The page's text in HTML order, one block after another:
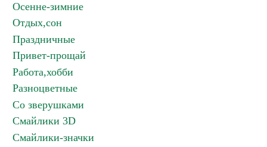
Осенне-зимние
Отдых,сон
Праздничные
Привет-прощай
Работа,хобби
Разноцветные
Со зверушками
Смайлики 3D
Смайлики-значки